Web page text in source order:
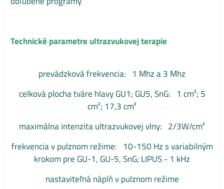
Technické parametre ultrazvukovej terapie
prevádzková frekvencia: 1 Mhz a 3 Mhz
celková plocha tváre hlavy GU1; GU5, SnG: 1 cm²; 5
cm²; 17,3 cm²
maximálna intenzita ultrazvukovej vlny: 2/3W/cm²
frekvencia v pulznom režime: 10-150 Hz s variabilným
krokom pre GU-1, GU-5, SnG; LIPUS - 1 kHz
nastaviteľná náplň v pulznom režime